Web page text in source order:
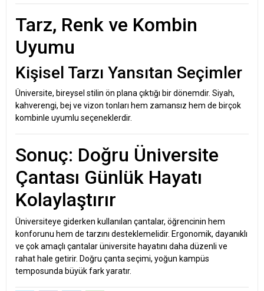
Tarz, Renk ve Kombin
Uyumu
Kişisel Tarzı Yansıtan Seçimler
Üniversite, bireysel stilin ön plana çıktığı bir dönemdir. Siyah,
kahverengi, bej ve vizon tonları hem zamansız hem de birçok
kombinle uyumlu seçeneklerdir.
Sonuç: Doğru Üniversite
Çantası Günlük Hayatı
Kolaylaştırır
Üniversiteye giderken kullanılan çantalar, öğrencinin hem
konforunu hem de tarzını desteklemelidir. Ergonomik, dayanıklı
ve çok amaçlı çantalar üniversite hayatını daha düzenli ve
rahat hale getirir. Doğru çanta seçimi, yoğun kampüs
temposunda büyük fark yaratır.